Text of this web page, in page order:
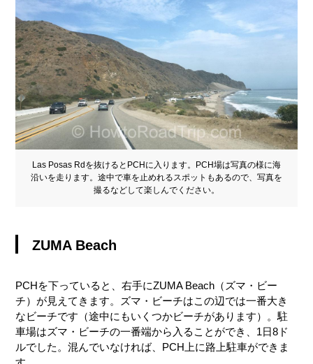
Las Posas Rdを抜けるとPCHに入ります。PCH場は写真の様に海
沿いを走ります。途中で車を止めれるスポットもあるので、写真を
撮るなどして楽しんでください。
ZUMA Beach
PCHを下っていると、右手にZUMA Beach（ズマ・ビー
チ）が見えてきます。ズマ・ビーチはこの辺では一番大き
なビーチです（途中にもいくつかビーチがあります）。駐
車場はズマ・ビーチの一番端から入ることができ、1日8ド
ルでした。混んでいなければ、PCH上に路上駐車ができま